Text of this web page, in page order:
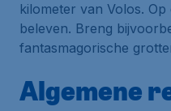
kilometer van Volos.
beleven. Breng
fantasmagorische
Algemene